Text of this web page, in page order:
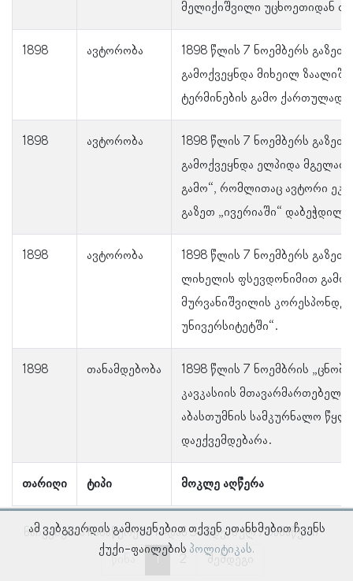
თარიღი ტიპი მოკლე აღწერა
მელიქიშვილი უცხოეთიდან
1898 ავტორობა
1898 წლის 7 ნოემბერს
გამოქვეყნდა მიხეილ
ტერმინების გამო ქართულად“.
1898 ავტორობა
1898 წლის 7 ნოემბერს
გამოქვეყნდა ელპიდა
გამო“, რომლითაც ავტორი
გაზეთ „ივერიაში“ დაბეჭდილ
1898 ავტორობა
1898 წლის 7 ნოემბერს
ლიხელის ფსევდონიმით
მურვანიშვილის
უნივერსიტეტში“.
1898 თანამდებობა
1898 წლის 7 ნოემბრის
კავკასიის მთავარმართებელ
აბასთუმნის სამკურნალო
დაექვემდებარა.
ნაჩვენებია ჩანაწერები 1–დან 5–მდე, სულ 7 ჩანაწერი
წინა
1 შემდეგი
ამ ვებგვერდის გამოყენებით თქვენ ეთანხმებით ჩვენს
ქუქი-ფაილების პოლიტიკას.